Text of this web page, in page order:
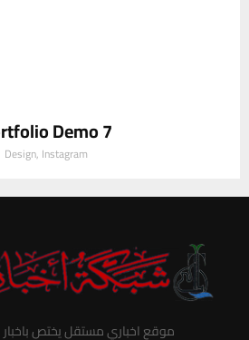
Demo 7
Design, Instagram
موقع اخباري مستقل يختص